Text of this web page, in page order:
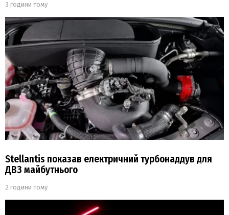
3 години тому
Stellantis показав електричний турбонаддув для
ДВЗ майбутнього
2 години тому